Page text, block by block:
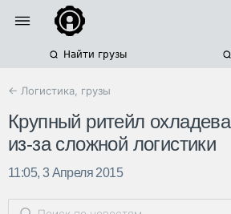
Найти грузы
← Логистика, грузы
Крупный ритейл
из-за сложной логистики
11:05, 3 Апреля 2015